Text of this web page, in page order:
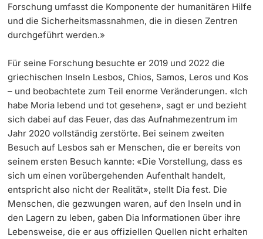
Forschung umfasst die Komponente der humanitären Hilfe
und die Sicherheitsmassnahmen, die in diesen Zentren
durchgeführt werden.»
Für seine Forschung besuchte er 2019 und 2022 die
griechischen Inseln Lesbos, Chios, Samos, Leros und Kos
– und beobachtete zum Teil enorme Veränderungen. «Ich
habe Moria lebend und tot gesehen», sagt er und bezieht
sich dabei auf das Feuer, das das Aufnahmezentrum im
Jahr 2020 vollständig zerstörte. Bei seinem zweiten
Besuch auf Lesbos sah er Menschen, die er bereits von
seinem ersten Besuch kannte: «Die Vorstellung, dass es
sich um einen vorübergehenden Aufenthalt handelt,
entspricht also nicht der Realität», stellt Dia fest. Die
Menschen, die gezwungen waren, auf den Inseln und in
den Lagern zu leben, gaben Dia Informationen über ihre
Lebensweise, die er aus offiziellen Quellen nicht erhalten